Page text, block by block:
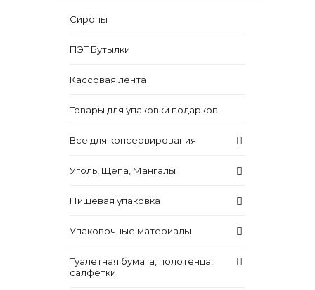
Сиропы
ПЭТ Бутылки
Кассовая лента
Товары для упаковки подарков
Все для консервирования
Уголь, Щепа, Мангалы
Пищевая упаковка
Упаковочные материалы
Туалетная бумага, полотенца,
салфетки